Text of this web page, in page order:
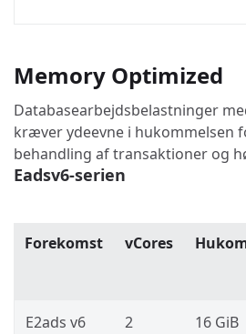
Memory Optimized
Databasearbejdsbelastninger
kræver ydeevne i hukommelsen
behandling af transaktioner og
Eadsv6-serien
Forekomst vCores
E2ads v6 2 16 GiB